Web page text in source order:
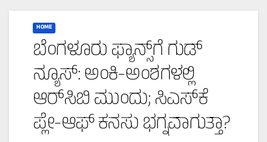
HOME
ಬೆಂಗಳೂರು ಫ್ಯಾನ್ಸ್‌ಗೆ ಗುಡ್
ನ್ಯೂಸ್: ಅಂಕಿ-ಅಂಶಗಳಲ್ಲಿ
ಆರ್‌ಸಿಬಿ ಮುಂದು; ಸಿಎಸ್‌ಕೆ
ಪ್ಲೇ-ಆಫ್ ಕನಸು ಭಗ್ನವಾಗುತ್ತಾ?